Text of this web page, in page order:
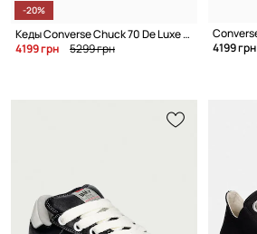
-20%
Кеды Converse Chuck 70 De Luxe Squared HI
4199 грн
5299 грн
4199 грн